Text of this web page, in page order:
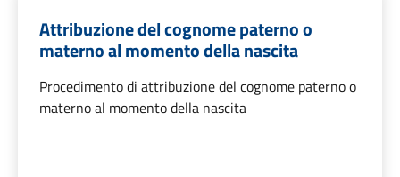
Attribuzione del cognome paterno o
materno al momento della nascita
Procedimento di attribuzione del cognome paterno o
materno al momento della nascita